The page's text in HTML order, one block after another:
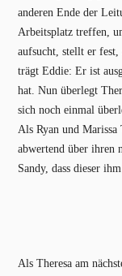
anderen Ende der
Arbeitsplatz treffen,
aufsucht, stellt er fest,
trägt Eddie: Er ist
hat. Nun überlegt
sich noch einmal
Als Ryan und Marissa
abwertend über ihren
Sandy, dass dieser
Als Theresa am